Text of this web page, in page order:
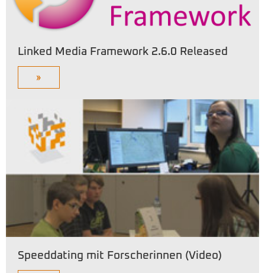
Linked Media Framework 2.6.0 Released
»
Speeddating mit Forscherinnen (Video)